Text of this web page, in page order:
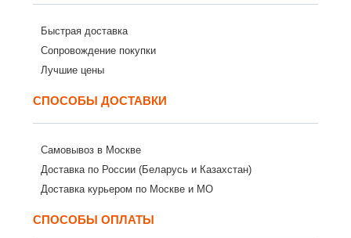
Быстрая доставка
Сопровождение покупки
Лучшие цены
СПОСОБЫ ДОСТАВКИ
Самовывоз в Москве
Доставка по России (Беларусь и Казахстан)
Доставка курьером по Москве и МО
СПОСОБЫ ОПЛАТЫ